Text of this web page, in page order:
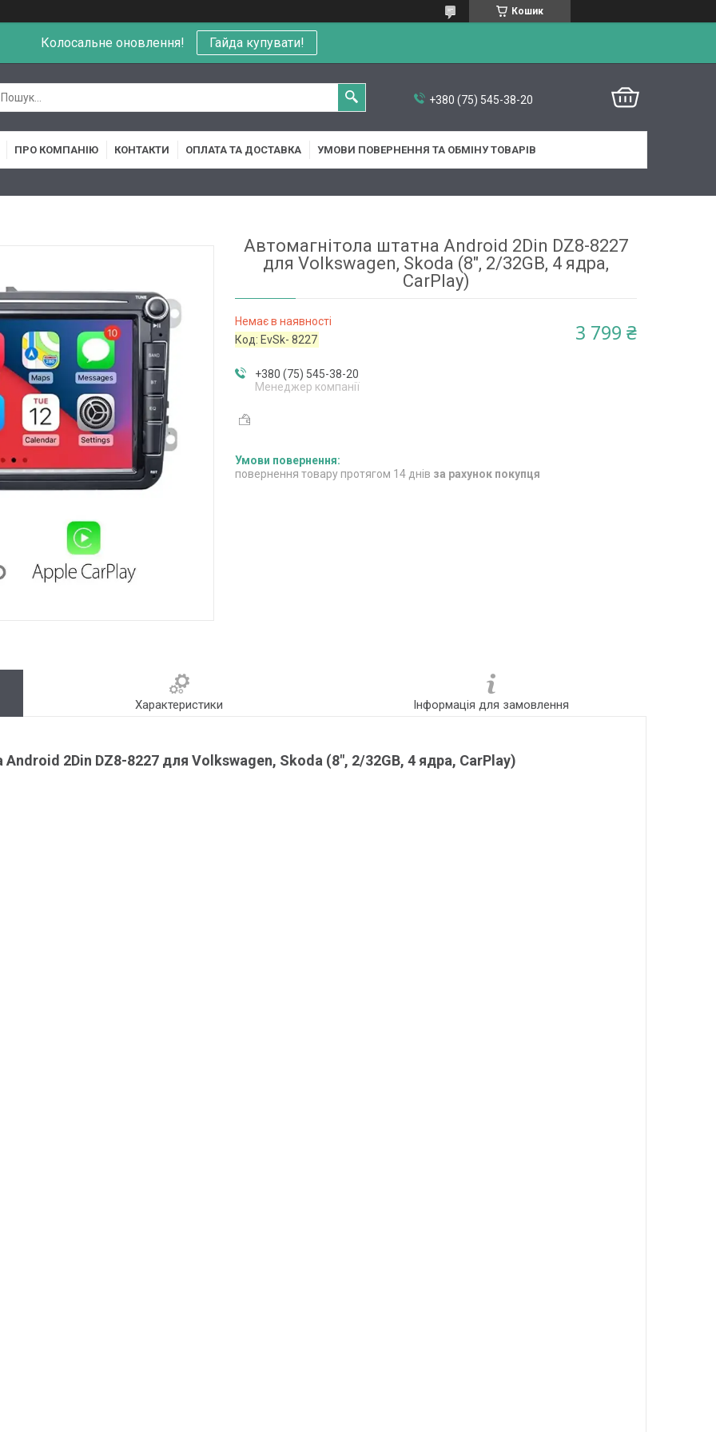
Кошик
Колосальне оновлення! Гайда купувати!
+380 (75) 545-38-20
ПРО КОМПАНІЮ КОНТАКТИ ОПЛАТА ТА ДОСТАВКА УМОВИ ПОВЕРНЕННЯ ТА ОБМІНУ ТОВАРІВ
Автомагнітола штатна Android 2Din DZ8-8227
для Volkswagen, Skoda (8", 2/32GB, 4 ядра,
CarPlay)
Немає в наявності
Код: EvSk- 8227 3 799 ₴
+380 (75) 545-38-20
Менеджер компанії
повернення товару протягом 14 днів за рахунок покупця
Характеристики Інформація для замовлення
2Din DZ8-8227 для Volkswagen, Skoda (8", 2/32GB, 4 ядра, CarPlay)